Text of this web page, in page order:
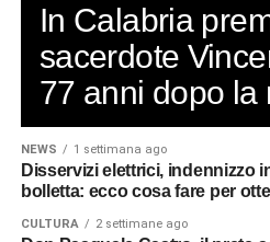
In Calabria
sacerdote
77 anni dopo la
NEWS 1 settimana ago
Disservizi elettrici, indennizzo
bolletta: ecco cosa fare per
CULTURA 2 settimane ago